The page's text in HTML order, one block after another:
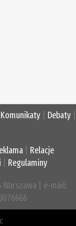
Komunikaty Debaty
Relacje
Regulaminy
Warszawa | e-mail: